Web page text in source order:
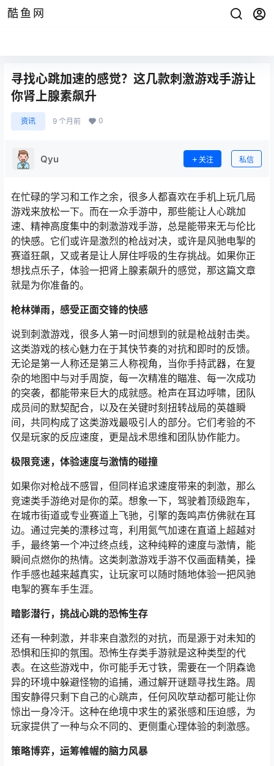
酷鱼网
寻找心跳加速的感觉？这几款刺激游戏手游让
你肾上腺素飙升
资讯 9 个月前 0
Qyu 关注 私信
在忙碌的学习和工作之余，很多人都喜欢在手机上玩几局
游戏来放松一下。而在一众手游中，那些能让人心跳加
速、精神高度集中的刺激游戏手游，总是能带来无与伦比
的快感。它们或许是激烈的枪战对决，或许是风驰电掣的
赛道狂飙，又或者是让人屏住呼吸的生存挑战。如果你正
想找点乐子，体验一把肾上腺素飙升的感觉，那这篇文章
就是为你准备的。
枪林弹雨，感受正面交锋的快感
说到刺激游戏，很多人第一时间想到的就是枪战射击类。
这类游戏的核心魅力在于其快节奏的对抗和即时的反馈。
无论是第一人称还是第三人称视角，当你手持武器，在复
杂的地图中与对手周旋，每一次精准的瞄准、每一次成功
的突袭，都能带来巨大的成就感。枪声在耳边呼啸，团队
成员间的默契配合，以及在关键时刻扭转战局的英雄瞬
间，共同构成了这类游戏最吸引人的部分。它们考验的不
仅是玩家的反应速度，更是战术思维和团队协作能力。
极限竞速，体验速度与激情的碰撞
如果你对枪战不感冒，但同样追求速度带来的刺激，那么
竞速类手游绝对是你的菜。想象一下，驾驶着顶级跑车，
在城市街道或专业赛道上飞驰，引擎的轰鸣声仿佛就在耳
边。通过完美的漂移过弯，利用氮气加速在直道上超越对
手，最终第一个冲过终点线，这种纯粹的速度与激情，能
瞬间点燃你的热情。这类刺激游戏手游不仅画面精美，操
作手感也越来越真实，让玩家可以随时随地体验一把风驰
电掣的赛车手生涯。
暗影潜行，挑战心跳的恐怖生存
还有一种刺激，并非来自激烈的对抗，而是源于对未知的
恐惧和压抑的氛围。恐怖生存类手游就是这种类型的代
表。在这些游戏中，你可能手无寸铁，需要在一个阴森诡
异的环境中躲避怪物的追捕，通过解开谜题寻找生路。周
围安静得只剩下自己的心跳声，任何风吹草动都可能让你
惊出一身冷汗。这种在绝境中求生的紧张感和压迫感，为
玩家提供了一种与众不同的、更侧重心理体验的刺激感。
策略博弈，运筹帷幄的脑力风暴